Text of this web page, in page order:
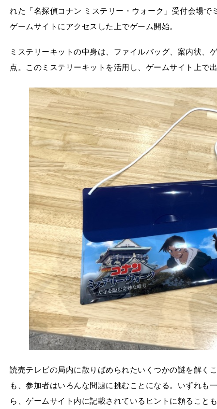
れた「名探偵コナン ミステリー・ウォーク」受付会場
ゲームサイトにアクセスした上でゲーム開始。
ミステリーキットの中身は、ファイルバッグ、案内状、
点。このミステリーキットを活用し、ゲームサイト上で
読売テレビの局内に散りばめられたいくつかの謎を解く
も、参加者はいろんな問題に挑むことになる。いずれも
ら、ゲームサイト内に記載されているヒントに頼ること